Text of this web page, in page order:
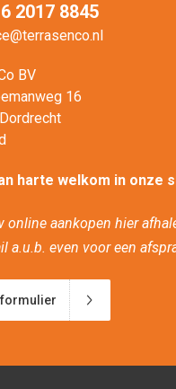
2017 8845
BV
16
harte welkom in onze
online aankopen hier
a.u.b. even voor een